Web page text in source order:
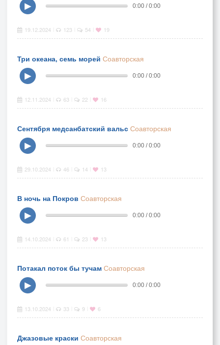
▶
0:00 / 0:00
19.12.2024 123 54 19
Три океана, семь морей Соавторская
▶
0:00 / 0:00
12.11.2024 63 22 16
Сентября медсанбатский вальс Соавторская
▶
0:00 / 0:00
29.10.2024 46 14 13
В ночь на Покров Соавторская
▶
0:00 / 0:00
14.10.2024 61 23 13
Потакал поток бы тучам Соавторская
▶
0:00 / 0:00
13.10.2024 33 9 6
Джазовые краски Соавторская